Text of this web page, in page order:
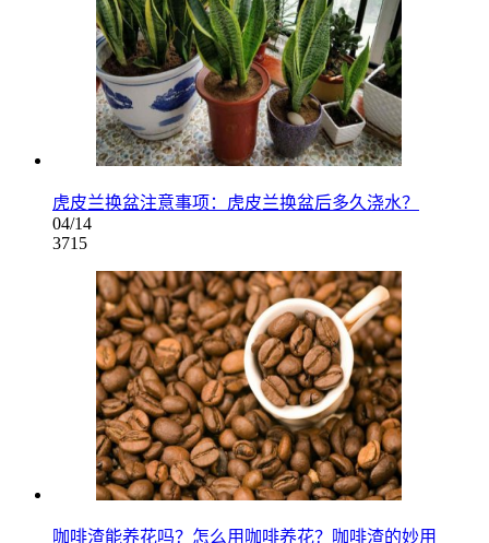
虎皮兰换盆注意事项：虎皮兰换盆后多久浇水？
04/14
3715
咖啡渣能养花吗？怎么用咖啡养花？咖啡渣的妙用